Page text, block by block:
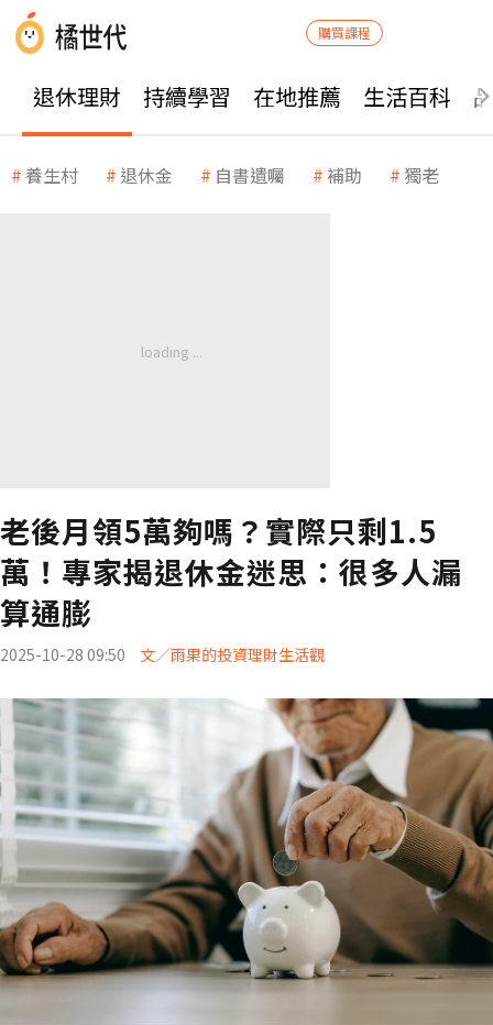
購買課程
退休理財 持續學習 在地推薦 生活百科
養生村 退休金 自書遺囑 補助 獨老
老後月領5萬夠嗎？實際只剩1.5
萬！專家揭退休金迷思：很多人漏
算通膨
2025-10-28 09:50 文／雨果的投資理財生活觀